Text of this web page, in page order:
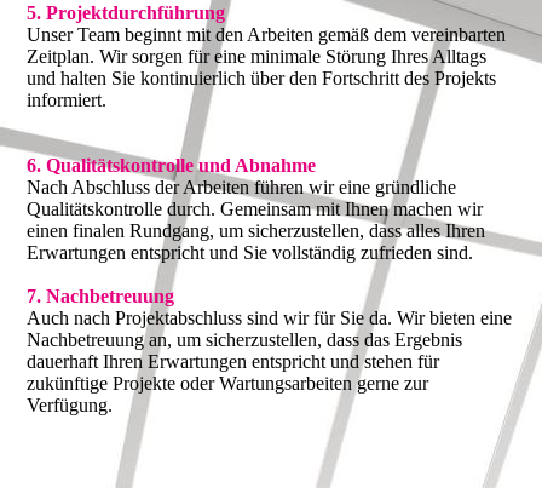
5. Projektdurchführung
Unser Team beginnt mit den Arbeiten gemäß dem vereinbarten
Zeitplan. Wir sorgen für eine minimale Störung Ihres Alltags
und halten Sie kontinuierlich über den Fortschritt des Projekts
informiert.
6. Qualitätskontrolle und Abnahme
Nach Abschluss der Arbeiten führen wir eine gründliche
Qualitätskontrolle durch. Gemeinsam mit Ihnen machen wir
einen finalen Rundgang, um sicherzustellen, dass alles Ihren
Erwartungen entspricht und Sie vollständig zufrieden sind.
7. Nachbetreuung
Auch nach Projektabschluss sind wir für Sie da. Wir bieten eine
Nachbetreuung an, um sicherzustellen, dass das Ergebnis
dauerhaft Ihren Erwartungen entspricht und stehen für
zukünftige Projekte oder Wartungsarbeiten gerne zur
Verfügung.